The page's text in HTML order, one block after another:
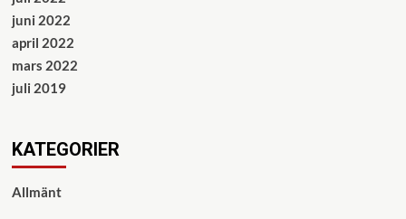
juni 2022
april 2022
mars 2022
juli 2019
KATEGORIER
Allmänt